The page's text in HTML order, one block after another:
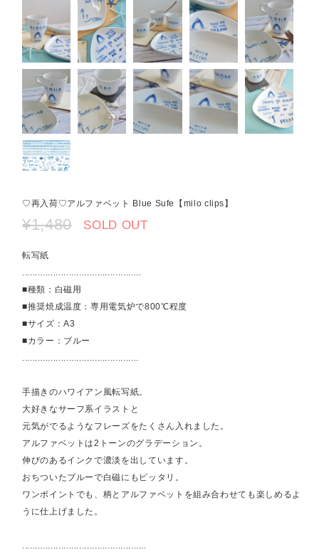
♡再入荷♡アルファベット Blue Sufe【milo clips】
¥1,480 SOLD OUT
転写紙
..............................................
■種類：白磁用
■推奨焼成温度：専用電気炉で800℃程度
■サイズ：A3
■カラー：ブルー
.............................................
手描きのハワイアン風転写紙。
大好きなサーフ系イラストと
元気がでるようなフレーズをたくさん入れました。
アルファベットは2トーンのグラデーション。
伸びのあるインクで濃淡を出しています。
おちついたブルーで白磁にもピッタリ。
ワンポイントでも、柄とアルファベットを組み合わせても楽しめるよ
うに仕上げました。
................................................